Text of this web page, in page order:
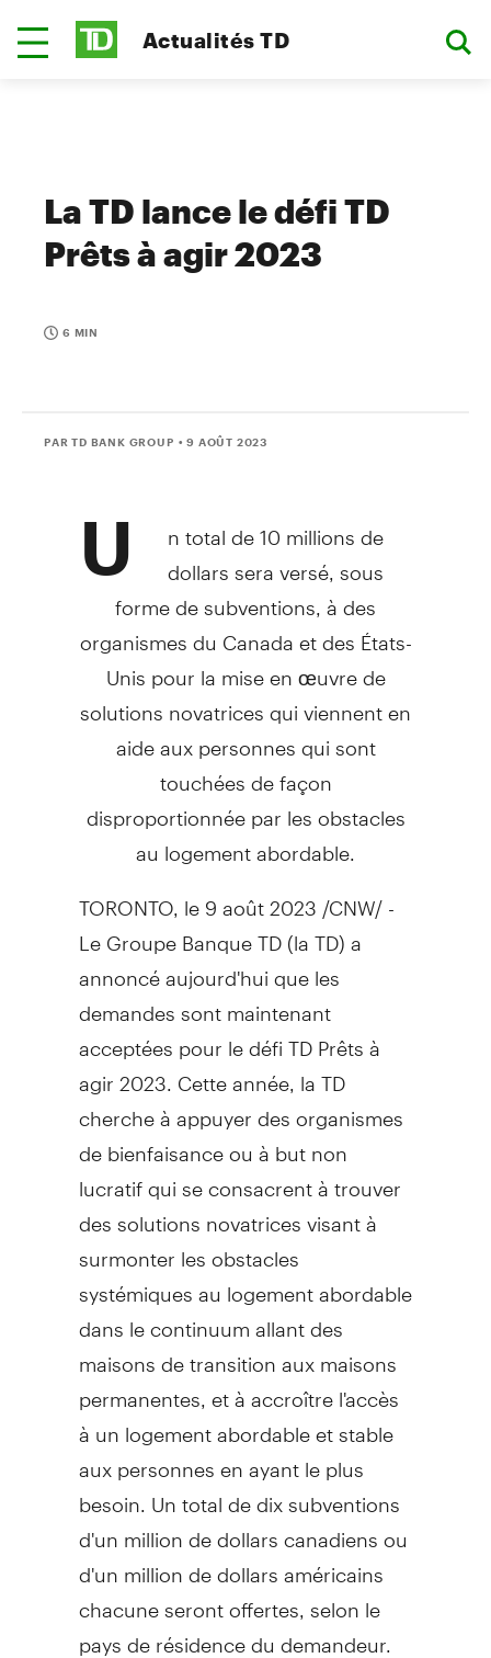
Actualités TD
La TD lance le défi TD
Prêts à agir 2023
6 MIN
PAR TD BANK GROUP • 9 AOÛT 2023
U
n total de 10 millions de
dollars sera versé, sous
forme de subventions, à des
organismes du Canadaet des États-
Unis pour la mise en œuvre de
solutions novatrices qui viennent en
aide aux personnes qui sont
touchées de façon
disproportionnée par les obstacles
au logement abordable.
TORONTO, le 9 août 2023 /CNW/ -
Le Groupe Banque TD(la TD) a
annoncé aujourd'hui que les
demandes sont maintenant
acceptées pour le défi TD Prêts à
agir 2023. Cette année, la TD
cherche à appuyer des organismes
de bienfaisance ou à but non
lucratif qui se consacrent à trouver
des solutions novatrices visant à
surmonter les obstacles
systémiques au logement abordable
dans le continuum allant des
maisons de transition aux maisons
permanentes, et à accroître l'accès
à un logement abordable et stable
aux personnes en ayant le plus
besoin. Un total de dix subventions
d'un million de dollars canadiens ou
d'un million de dollars américains
chacune seront offertes, selon le
pays de résidence du demandeur.